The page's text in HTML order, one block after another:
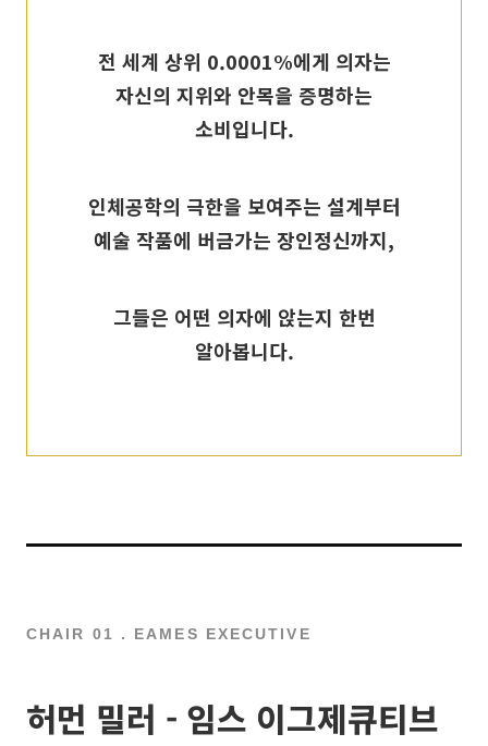
전 세계 상위 0.0001%에게 의자는
자신의 지위와 안목을 증명하는
소비입니다.
인체공학의 극한을 보여주는 설계부터
예술 작품에 버금가는 장인정신까지,
그들은 어떤 의자에 앉는지 한번
알아봅니다.
CHAIR 01 . EAMES EXECUTIVE
허먼 밀러 - 임스 이그제큐티브